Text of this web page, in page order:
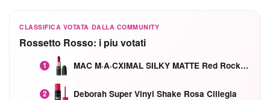
CLASSIFICA VOTATA DALLA COMMUNITY
Rossetto Rosso: i piu votati
1 MAC M·A·CXIMAL SILKY MATTE Red Rock mat
2 Deborah Super Vinyl Shake Rosa Ciliegia